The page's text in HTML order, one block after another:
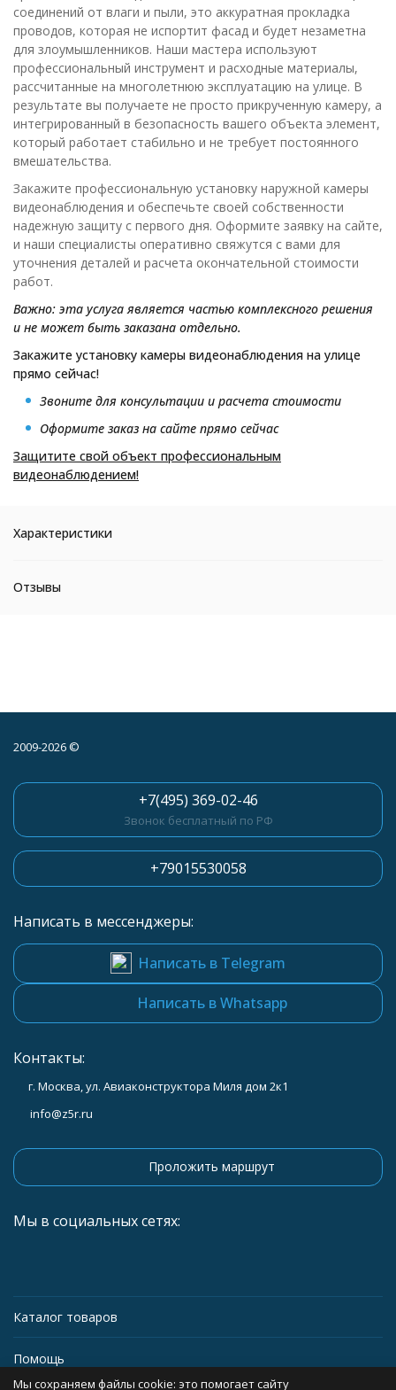
соединений от влаги и пыли, это аккуратная прокладка
проводов, которая не испортит фасад и будет незаметна
для злоумышленников. Наши мастера используют
профессиональный инструмент и расходные материалы,
рассчитанные на многолетнюю эксплуатацию на улице. В
результате вы получаете не просто прикрученную камеру, а
интегрированный в безопасность вашего объекта элемент,
который работает стабильно и не требует постоянного
вмешательства.
Закажите профессиональную установку наружной камеры
видеонаблюдения и обеспечьте своей собственности
надежную защиту с первого дня. Оформите заявку на сайте,
и наши специалисты оперативно свяжутся с вами для
уточнения деталей и расчета окончательной стоимости
работ.
Важно: эта услуга является частью комплексного решения
и не может быть заказана отдельно.
Закажите установку камеры видеонаблюдения на улице
прямо сейчас!
Звоните для консультации и расчета стоимости
Оформите заказ на сайте прямо сейчас
Защитите свой объект профессиональным
видеонаблюдением!
Характеристики
Отзывы
2009-2026 ©
+7(495) 369-02-46
Звонок бесплатный по РФ
+79015530058
Написать в мессенджеры:
Написать в Telegram
Написать в Whatsapp
Контакты:
г. Москва, ул. Авиаконструктора Миля дом 2к1
info@z5r.ru
Проложить маршрут
Мы в социальных сетях:
Каталог товаров
Помощь
Мы сохраняем файлы cookie: это помогает сайту